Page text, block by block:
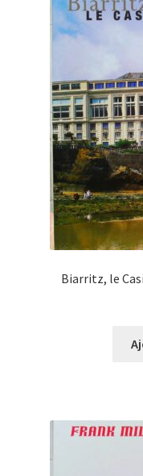
Biarritz, le